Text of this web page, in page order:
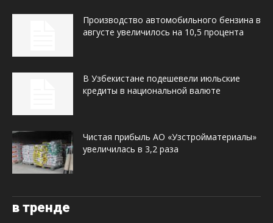
Производство автомобильного бензина в
августе увеличилось на 10,5 процента
В Узбекистане подешевели июльские
кредиты в национальной валюте
Чистая прибыль АО «Узстройматериалы»
увеличилась в 3,2 раза
в тренде